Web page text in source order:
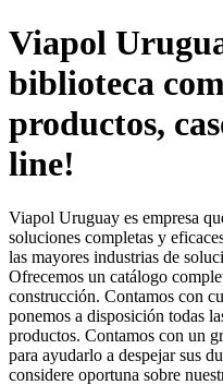
Viapol
biblioteca
productos,
line!
Viapol Uruguay es empresa
soluciones completas y
las mayores industrias de
Ofrecemos un catálogo
construcción. Contamos con
ponemos a disposición todas
productos. Contamos con un
para ayudarlo a despejar sus
considere oportuna sobre